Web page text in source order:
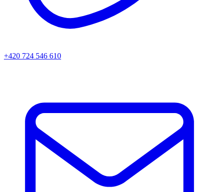
+420 724 546 610